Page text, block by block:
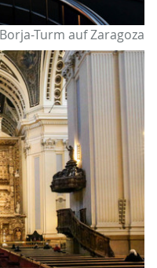
Turm auf Zaragoza